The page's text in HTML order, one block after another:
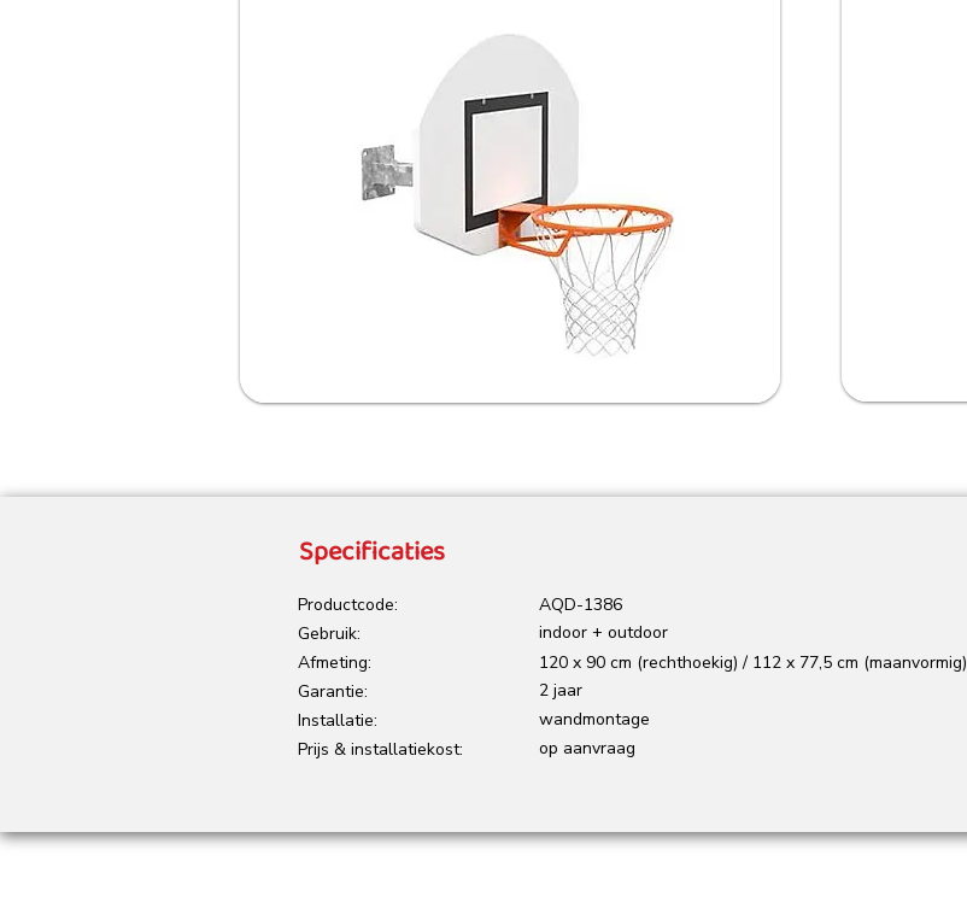
Specificaties
Productcode:
Gebruik:
Afmeting:
Garantie:
Installatie:
Prijs & installatiekost:
AQD-1386
indoor + outdoor
120 x 90 cm (rechthoekig) / 112 x 77,5 cm (maanvormig)
2 jaar
wandmontage
op aanvraag